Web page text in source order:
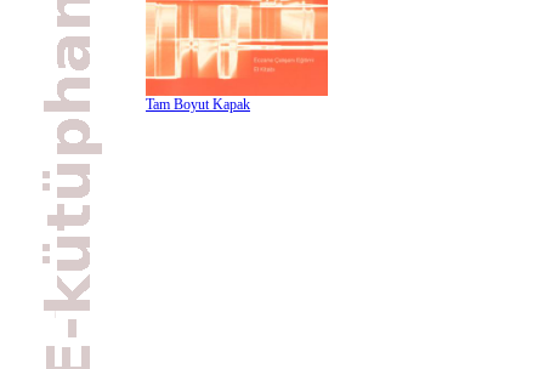
Tam Boyut Kapak